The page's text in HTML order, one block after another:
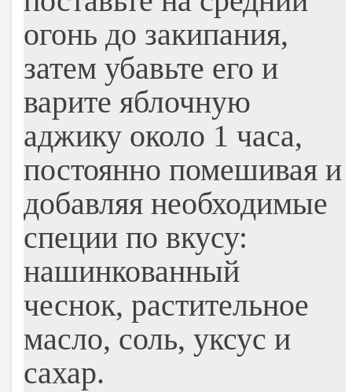
огонь до закипания,
затем убавьте его и
варите яблочную
аджику около 1 часа,
постоянно помешивая и
добавляя необходимые
специи по вкусу:
нашинкованный
чеснок, растительное
масло, соль, уксус и
сахар.